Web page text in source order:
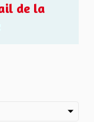
de la